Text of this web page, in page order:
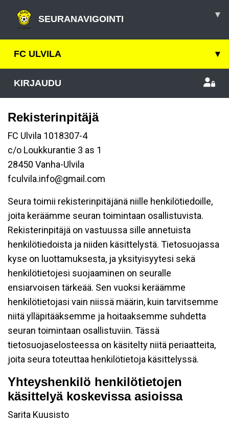
SEURANAVIGOINTI ▾
FC ULVILA ▾
KIRJAUDU
Rekisterinpitäjä
FC Ulvila 1018307-4
c/o Loukkurantie 3 as 1
28450 Vanha-Ulvila
fculvila.info@gmail.com
Seura toimii rekisterinpitäjänä niille henkilötiedoille,
joita keräämme seuran toimintaan osallistuvista.
Rekisterinpitäjä on vastuussa sille annetuista
henkilötiedoista ja niiden käsittelystä. Tietosuojassa
kyse on luottamuksesta, ja yksityisyytesi sekä
henkilötietojesi suojaaminen on seuralle
ensiarvoisen tärkeää. Sen vuoksi keräämme
henkilötietojasi vain niissä määrin, kuin tarvitsemme
niitä ylläpitääksemme ja hoitaaksemme suhdetta
seuran toimintaan osallistuviin. Tässä
tietosuojaselosteessa on käsitelty niitä periaatteita,
joita seura toteuttaa henkilötietoja käsittelyssä.
Yhteyshenkilö henkilötietojen
käsittelyä koskevissa asioissa
Sarita Kuusisto